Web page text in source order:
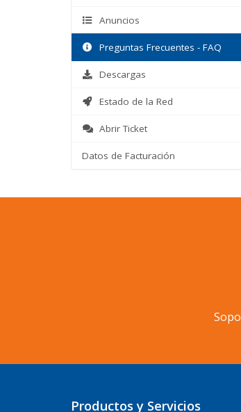
Anuncios
Preguntas Frecuentes - FAQ
Descargas
Estado de la Red
Abrir Ticket
Datos de Facturación
Productos y Servicios